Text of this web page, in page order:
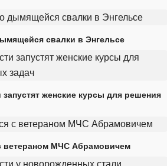
свалки в Энгельсе
женские курсы для решения
ветераном МЧС Абрамовичем